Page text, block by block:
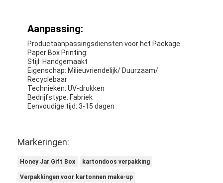
Aanpassing:
Productaanpassingsdiensten voor het Package
Paper Box Printing:
Stijl: Handgemaakt
Eigenschap: Milieuvriendelijk/ Duurzaam/
Recyclebaar
Technieken: UV-drukken
Bedrijfstype: Fabriek
Eenvoudige tijd: 3-15 dagen
Markeringen:
Honey Jar Gift Box kartondoos verpakking
Verpakkingen voor kartonnen make-up